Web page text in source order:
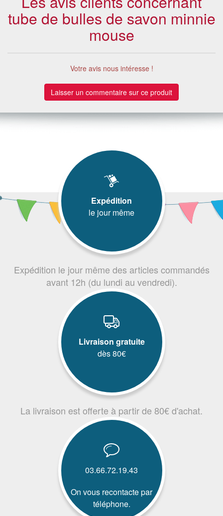
tube de bulles de savon minnie
mouse
Votre avis nous intéresse !
Laisser un commentaire sur ce produit
Expédition
le jour même
Expédition le jour même des articles commandés
avant 12h (du lundi au vendredi).
Livraison gratuite
dès 80€
La livraison est offerte à partir de 80€ d'achat.
03.66.72.19.43
On vous recontacte par
téléphone.